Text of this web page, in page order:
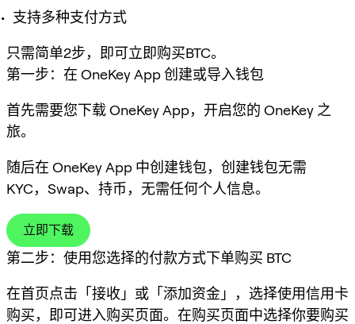
支持多种支付方式
只需简单2步，即可立即购买BTC。
第一步：在 OneKey App 创建或导入钱包
首先需要您下载 OneKey App，开启您的 OneKey 之
旅。
随后在 OneKey App 中创建钱包，创建钱包无需
KYC，Swap、持币，无需任何个人信息。
立即下载
第二步：使用您选择的付款方式下单购买 BTC
在首页点击「接收」或「添加资金」，选择使用信用卡
购买，即可进入购买页面。在购买页面中选择你要购买